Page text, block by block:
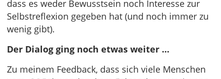
dass es weder Bewusstsein noch Interesse zur
Selbstreflexion gegeben hat (und noch immer zu
wenig gibt).
Der Dialog ging noch etwas weiter …
Zu meinem Feedback, dass sich viele Menschen